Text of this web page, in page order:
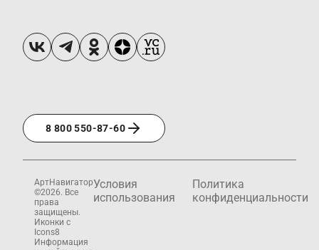
8 800 550-87-60
АртНавигатор
©2026. Все
права
защищены.
Иконки с
Icons8
Информация
Условия
использования
Политика
конфиденциальности